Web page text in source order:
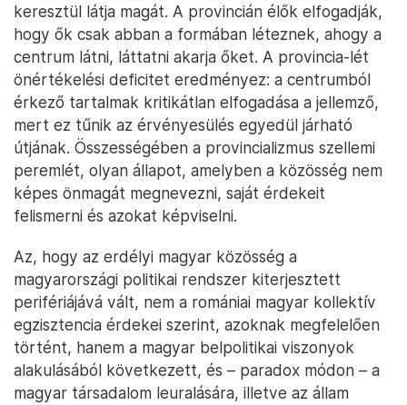
keresztül látja magát. A provincián élők elfogadják,
hogy ők csak abban a formában léteznek, ahogy a
centrum látni, láttatni akarja őket. A provincia-lét
önértékelési deficitet eredményez: a centrumból
érkező tartalmak kritikátlan elfogadása a jellemző,
mert ez tűnik az érvényesülés egyedül járható
útjának. Összességében a provincializmus szellemi
peremlét, olyan állapot, amelyben a közösség nem
képes önmagát megnevezni, saját érdekeit
felismerni és azokat képviselni.
Az, hogy az erdélyi magyar közösség a
magyarországi politikai rendszer kiterjesztett
perifériájává vált, nem a romániai magyar kollektív
egzisztencia érdekei szerint, azoknak megfelelően
történt, hanem a magyar belpolitikai viszonyok
alakulásából következett, és – paradox módon – a
magyar társadalom leuralására, illetve az állam